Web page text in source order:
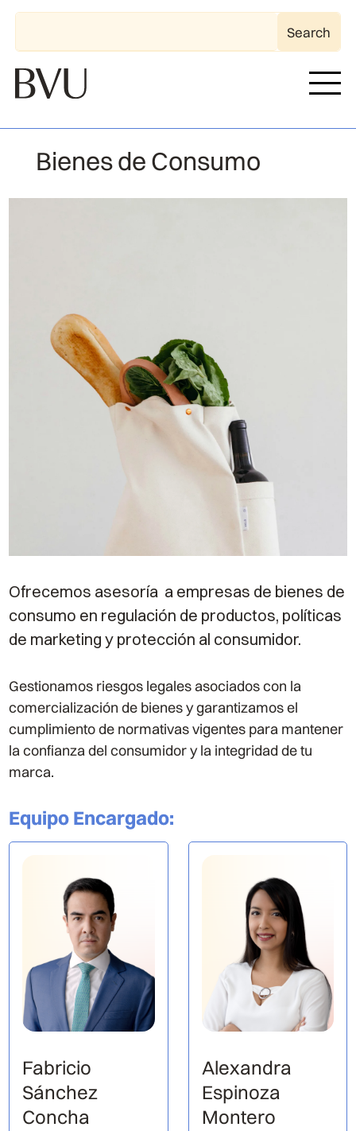
Bienes de Consumo
Ofrecemos asesoría a empresas de bienes de
consumo en regulación de productos, políticas
de marketing y protección al consumidor.
Gestionamos riesgos legales asociados con la
comercialización de bienes y garantizamos el
cumplimiento de normativas vigentes para mantener
la confianza del consumidor y la integridad de tu
marca.
Equipo Encargado:
Fabricio
Sánchez
Concha
Alexandra
Espinoza
Montero